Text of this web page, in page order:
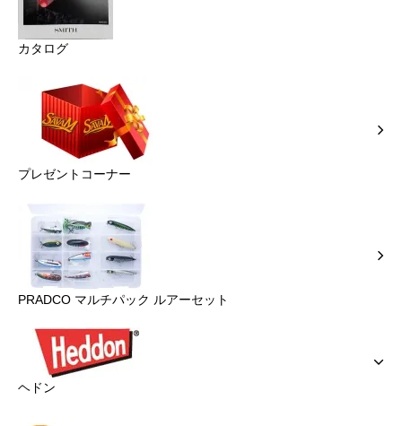
カタログ
プレゼントコーナー
PRADCO マルチパック ルアーセット
ヘドン